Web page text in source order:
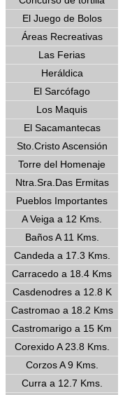
El Juego de Bolos
Áreas Recreativas
Las Ferias
Heráldica
El Sarcófago
Los Maquis
El Sacamantecas
Sto.Cristo Ascensión
Torre del Homenaje
Ntra.Sra.Das Ermitas
Pueblos Importantes
A Veiga a 12 Kms.
Baños A 11 Kms.
Candeda a 17.3 Kms.
Carracedo a 18.4 Kms
Casdenodres a 12.8 K
Castromao a 18.2 Kms
Castromarigo a 15 Km
Corexido A 23.8 Kms.
Corzos A 9 Kms.
Curra a 12.7 Kms.